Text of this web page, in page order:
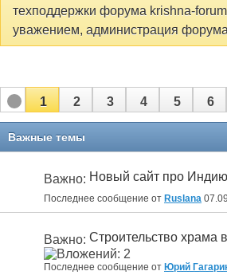
техподдержки форума krishna-
уважением, администрация
1 2 3 4 5 6
Важные темы
Важно: Новый сайт про
Последнее сообщение от Ruslana
Важно: Строительство храма
Последнее сообщение от Юрий